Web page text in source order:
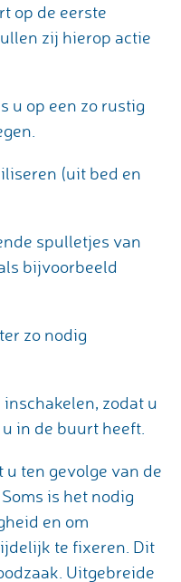
op de eerste
zij hierop actie
u op een zo rustig
(uit bed en
spulletjes van
bijvoorbeeld
zo nodig
zodat u
in de buurt heeft.
ten gevolge van de
is het nodig
en om
te fixeren. Dit
Uitgebreide